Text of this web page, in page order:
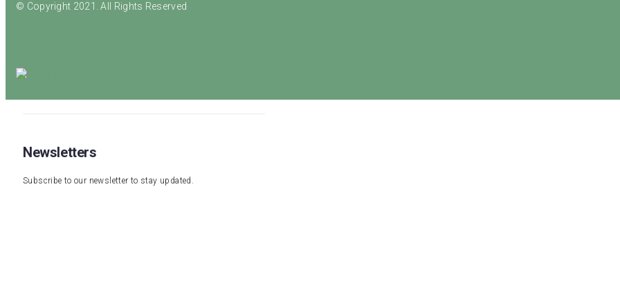
© Copyright 2021. All Rights Reserved
Newsletters
Subscribe to our newsletter to stay updated.